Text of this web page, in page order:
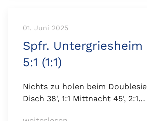
01. Juni 2025
Spfr. Untergriesheim
5:1 (1:1)
Nichts zu holen beim
Disch 38', 1:1 Mittnacht 45', 2:1…